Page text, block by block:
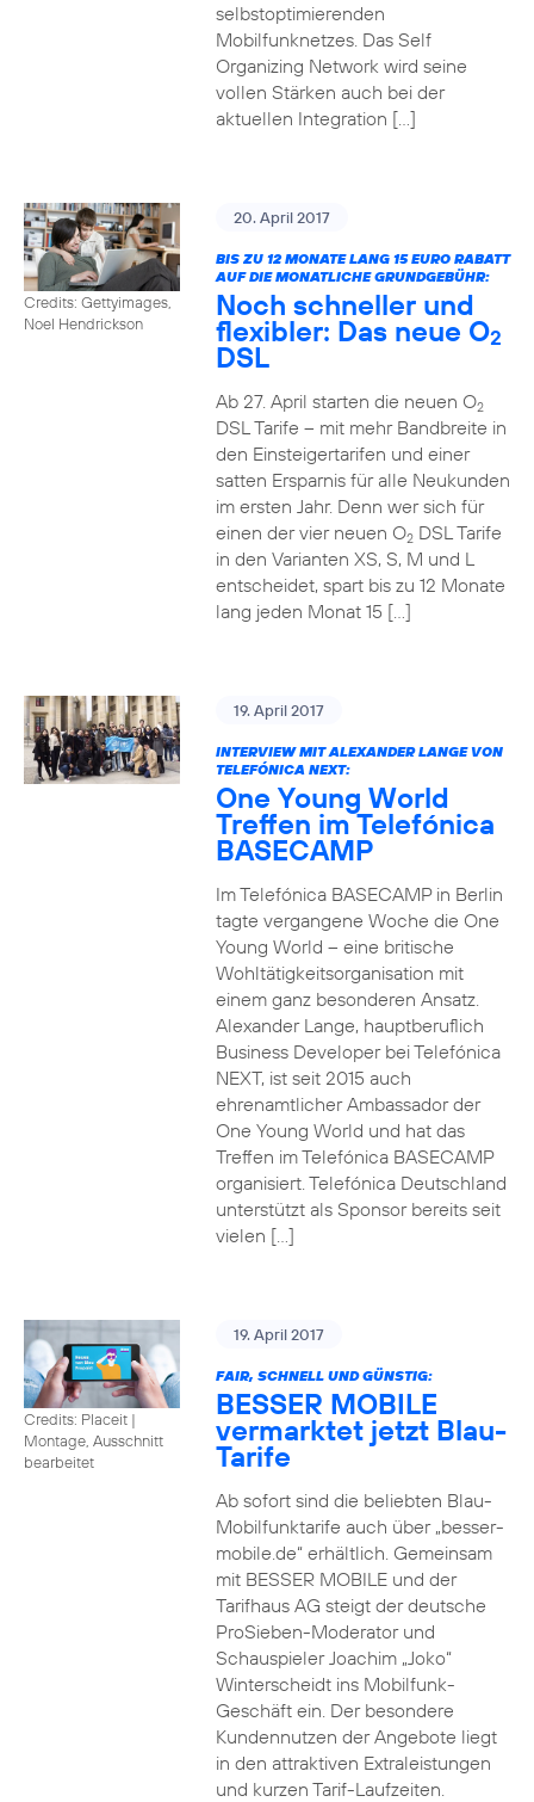
selbstoptimierenden
Mobilfunknetzes. Das Self
Organizing Network wird seine
vollen Stärken auch bei der
aktuellen Integration […]
Credits: Gettyimages,
Noel Hendrickson
20. April 2017
BIS ZU 12 MONATE LANG 15 EURO RABATT
AUF DIE MONATLICHE GRUNDGEBÜHR:
Noch schneller und
flexibler: Das neue O2
DSL
Ab 27. April starten die neuen O2
DSL Tarife – mit mehr Bandbreite in
den Einsteigertarifen und einer
satten Ersparnis für alle Neukunden
im ersten Jahr. Denn wer sich für
einen der vier neuen O2DSL Tarife
in den Varianten XS, S, M und L
entscheidet, spart bis zu 12 Monate
lang jeden Monat 15 […]
19. April 2017
INTERVIEW MIT ALEXANDER LANGE VON
TELEFÓNICA NEXT:
One Young World
Treffen im Telefónica
BASECAMP
Im Telefónica BASECAMP in Berlin
tagte vergangene Woche die One
Young World – eine britische
Wohltätigkeitsorganisation mit
einem ganz besonderen Ansatz.
Alexander Lange, hauptberuflich
Business Developer bei Telefónica
NEXT, ist seit 2015 auch
ehrenamtlicher Ambassador der
One Young World und hat das
Treffen im Telefónica BASECAMP
organisiert. Telefónica Deutschland
unterstützt als Sponsor bereits seit
vielen […]
Credits: Placeit |
Montage, Ausschnitt
bearbeitet
19. April 2017
FAIR, SCHNELL UND GÜNSTIG:
BESSER MOBILE
vermarktet jetzt Blau-
Tarife
Ab sofort sind die beliebten Blau-
Mobilfunktarife auch über „besser-
mobile.de“ erhältlich. Gemeinsam
mit BESSER MOBILE und der
Tarifhaus AG steigt der deutsche
ProSieben-Moderator und
Schauspieler Joachim „Joko“
Winterscheidt ins Mobilfunk-
Geschäft ein. Der besondere
Kundennutzen der Angebote liegt
in den attraktiven Extraleistungen
und kurzen Tarif-Laufzeiten.